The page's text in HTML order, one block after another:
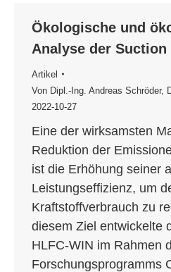
Ökologische und
Analyse der Suction
Artikel
Von Dipl.-Ing. Andreas Schröder,
2022-10-27
Eine der wirksamsten
Reduktion der
ist die Erhöhung seiner
Leistungseffizienz, um
Kraftstoffverbrauch zu
diesem Ziel entwickelte
HLFC-WIN im Rahmen
Forschungsprogramms